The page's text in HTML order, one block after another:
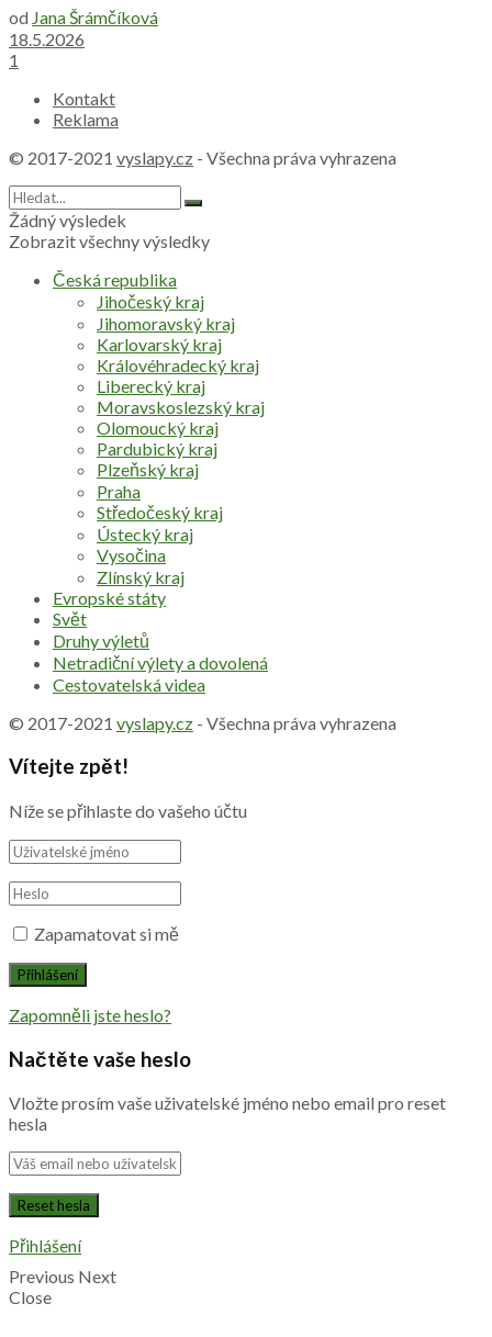
od Jana Šrámčíková
18.5.2026
1
Kontakt
Reklama
© 2017-2021 vyslapy.cz - Všechna práva vyhrazena
Žádný výsledek
Zobrazit všechny výsledky
Česká republika
Jihočeský kraj
Jihomoravský kraj
Karlovarský kraj
Královéhradecký kraj
Liberecký kraj
Moravskoslezský kraj
Olomoucký kraj
Pardubický kraj
Plzeňský kraj
Praha
Středočeský kraj
Ústecký kraj
Vysočina
Zlínský kraj
Evropské státy
Svět
Druhy výletů
Netradiční výlety a dovolená
Cestovatelská videa
© 2017-2021 vyslapy.cz - Všechna práva vyhrazena
Vítejte zpět!
Níže se přihlaste do vašeho účtu
Zapamatovat si mě
Zapomněli jste heslo?
Načtěte vaše heslo
Vložte prosím vaše uživatelské jméno nebo email pro reset
hesla
Přihlášení
Previous Next
Close